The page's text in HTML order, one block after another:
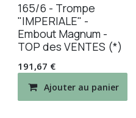
165/6 - Trompe
"IMPERIALE" -
Embout Magnum -
TOP des VENTES (*)
191,67 €
Ajouter au panier